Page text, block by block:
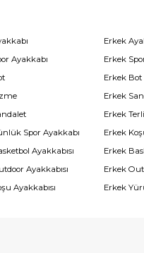
Ayakkabı
Spor Ayakkabı
Ayakkabısı
Ayakkabısı
Ayakkabısı
Erkek
Erkek
Erkek Bot
Erkek
Erkek
Erkek
Erkek
Erkek
Erkek